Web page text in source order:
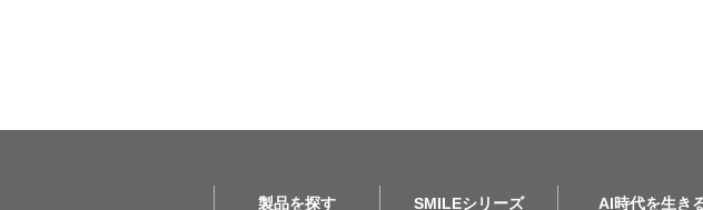
製品を探す SMILEシリーズ AI時代を生き